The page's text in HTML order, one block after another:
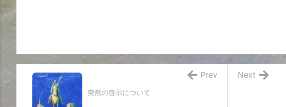
Next
突然の啓示について
Prev